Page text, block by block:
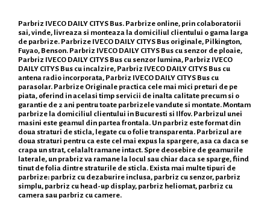
Parbriz IVECO DAILY CITYS Bus. Parbrize online, prin colaboratorii
sai, vinde, livreaza si monteaza la domiciliul clientului o gama larga
de parbrize. Parbrize IVECO DAILY CITYS Bus originale, Pilkington,
Fuyao, Benson. Parbriz IVECO DAILY CITYS Bus cu senzor de ploaie,
Parbriz IVECO DAILY CITYS Bus cu senzor lumina, Parbriz IVECO
DAILY CITYS Bus cu incalzire, Parbriz IVECO DAILY CITYS Bus cu
antena radio incorporata, Parbriz IVECO DAILY CITYS Bus cu
parasolar. Parbrize Originale practica cele mai mici preturi de pe
piata, oferind in acelasi timp servicii de inalta calitate precum si o
garantie de 2 ani pentru toate parbrizele vandute si montate. Montam
parbrize la domiciliul clientului in Bucuresti si Ilfov. Parbrizul unei
masini este geamul din partea frontala. Un parbriz este format din
doua straturi de sticla, legate cu o folie transparenta. Parbrizul are
doua straturi pentru ca este cel mai expus la spargere, asa ca daca se
crapa un strat, celalalt ramane intact. Spre deosebire de geamurile
laterale, un prabriz va ramane la locul sau chiar daca se sparge, fiind
tinut de folia dintre straturile de sticla. Exista mai multe tipuri de
parbrize: parbriz cu dezaburire inclusa, parbriz cu senzor, parbriz
simplu, parbriz cu head-up display, parbriz heliomat, parbriz cu
camera sau parbriz cu camere.